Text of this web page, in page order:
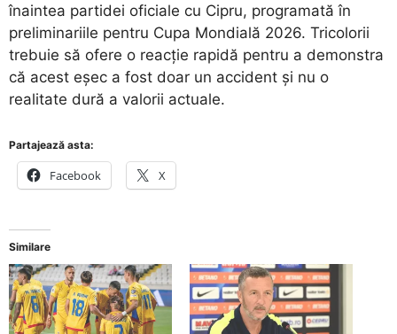
înaintea partidei oficiale cu Cipru, programată în
preliminariile pentru Cupa Mondială 2026. Tricolorii
trebuie să ofere o reacție rapidă pentru a demonstra
că acest eșec a fost doar un accident și nu o
realitate dură a valorii actuale.
Partajează asta:
Facebook X
Similare